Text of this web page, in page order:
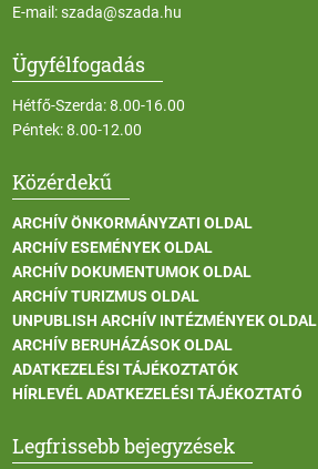
E-mail:szada@szada.hu
Ügyfélfogadás
Hétfő-Szerda: 8.00-16.00
Péntek: 8.00-12.00
Közérdekű
ARCHÍV ÖNKORMÁNYZATI OLDAL
ARCHÍV ESEMÉNYEK OLDAL
ARCHÍV DOKUMENTUMOK OLDAL
ARCHÍV TURIZMUS OLDAL
UNPUBLISH ARCHÍV INTÉZMÉNYEK OLDAL
ARCHÍV BERUHÁZÁSOK OLDAL
ADATKEZELÉSI TÁJÉKOZTATÓK
HÍRLEVÉL ADATKEZELÉSI TÁJÉKOZTATÓ
Legfrissebb bejegyzések